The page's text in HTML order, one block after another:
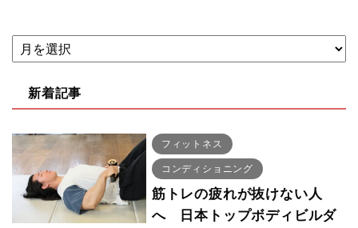
新着記事
フィットネス
コンディショニング
筋トレの疲れが抜けない人
へ 日本トップボディビルダ